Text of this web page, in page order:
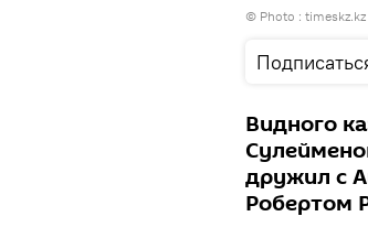
© Photo : timeskz.kz
Видного
дружил с
Робертом